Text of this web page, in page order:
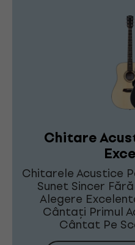
Chitare
Chitarele Acustice
Sunet Sincer
Alegere
Cântați Primul
Cântat Pe